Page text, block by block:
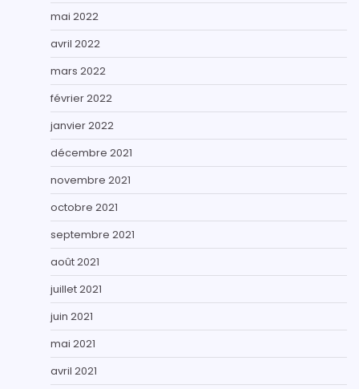
mai 2022
avril 2022
mars 2022
février 2022
janvier 2022
décembre 2021
novembre 2021
octobre 2021
septembre 2021
août 2021
juillet 2021
juin 2021
mai 2021
avril 2021